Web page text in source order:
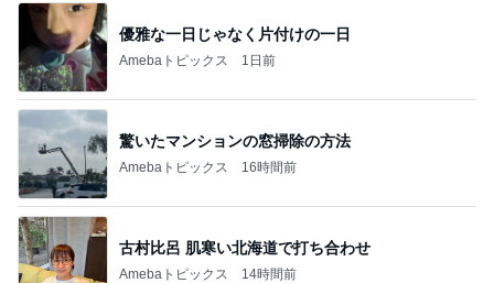
優雅な一日じゃなく片付けの一日
Amebaトピックス 1日前
驚いたマンションの窓掃除の方法
Amebaトピックス 16時間前
古村比呂 肌寒い北海道で打ち合わせ
Amebaトピックス 14時間前